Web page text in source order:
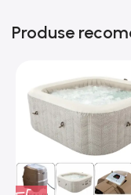
Produse